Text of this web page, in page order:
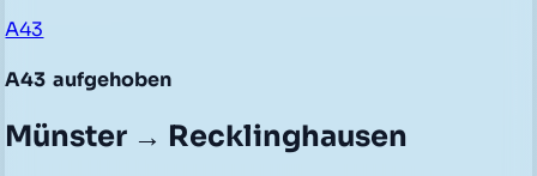
A43
A43 aufgehoben
Münster → Recklinghausen